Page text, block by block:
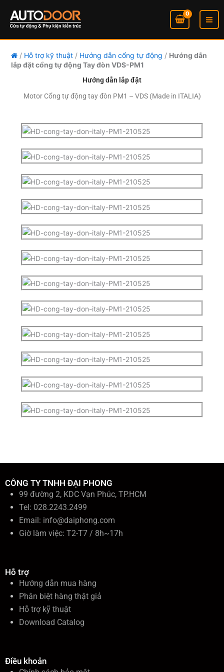
dung
/ Hỗ trợ kỹ thuật/ Hướng dẫn cổng tự động / Hướng dẫn
lắp đặt cổng tự động Tay đòn VDS-PM1
Hướng dẫn lắp đặt
Motor Cổng tự động tay đòn PM1 – VDS (Made in ITALIA)
CÔNG TY TNHH ĐẠI PHONG
99 đường 2, KDC Vạn Phúc, TP.HCM
Tel: 028.2243.2499
Email: info@daiphong.com
Giờ làm việc: T2-T7 / 8h~17h
Hỗ trợ
Hướng dẫn mua hàng
Phân biệt hàng thật giả
Hỗ trợ kỹ thuật
Download Catalog
Điều khoản